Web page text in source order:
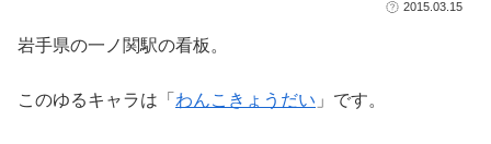
2015.03.15
岩手県の一ノ関駅の看板。
このゆるキャラは「 わんこきょうだい 」です。